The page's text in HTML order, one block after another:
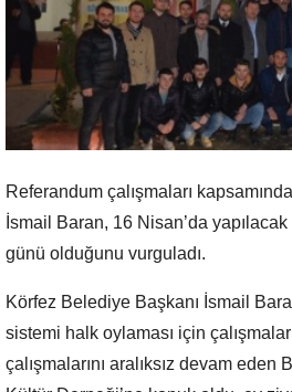
Referandum çalışmaları
İsmail Baran, 16 Nisan’da
günü olduğunu vurguladı.
Körfez Belediye Başkanı İsmail
sistemi halk oylaması için
çalışmalarını aralıksız devam